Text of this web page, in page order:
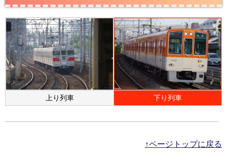
上り列車 下り列車
↑ページトップに戻る